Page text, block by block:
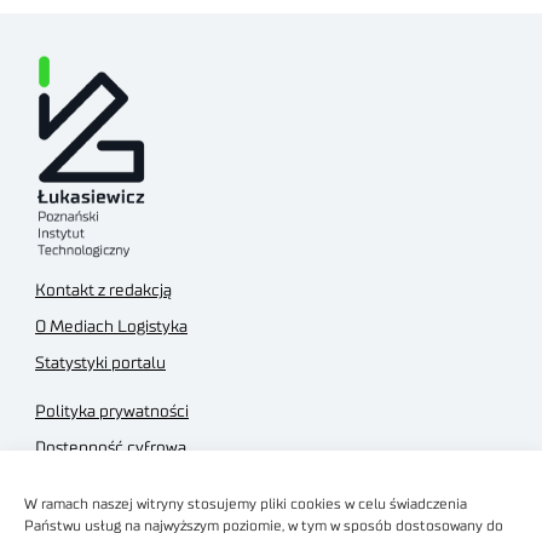
W ramach naszej witryny stosujemy pliki cookies w celu świadczenia
Państwu usług na najwyższym poziomie, w tym w sposób dostosowany do
Kontakt z redakcją
O Mediach Logistyka
Statystyki portalu
Polityka prywatności
Dostępność cyfrowa
Regulamin sklepu